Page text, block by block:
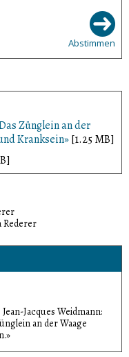
Abstimmen
Zünglein an der
Kranksein»[1.25 MB]
Rederer
Jacques Weidmann:
an der Waage